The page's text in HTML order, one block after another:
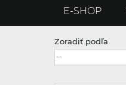
E-SHOP
Zoradiť podľa
--